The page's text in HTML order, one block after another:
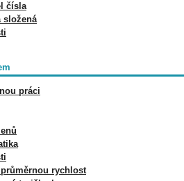
čísla
složená
práci
rychlost